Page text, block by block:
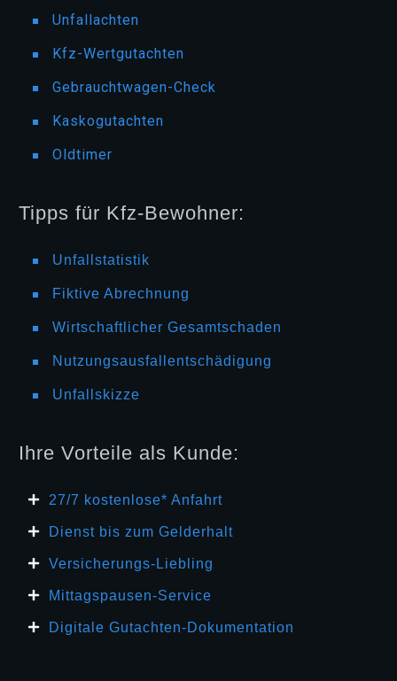
Unfallachten
Kfz-Wertgutachten
Gebrauchtwagen-Check
Kaskogutachten
Oldtimer
Tipps für Kfz-Bewohner:
Unfallstatistik
Fiktive Abrechnung
Wirtschaftlicher Gesamtschaden
Nutzungsausfallentschädigung
Unfallskizze
Ihre Vorteile als Kunde:
27/7 kosten lose* Anfahrt
Dienst bis zum Gelderhalt
Versicherungs-Liebling
Mittagspausen-Service
Digitale Gutachten-Dokumentation